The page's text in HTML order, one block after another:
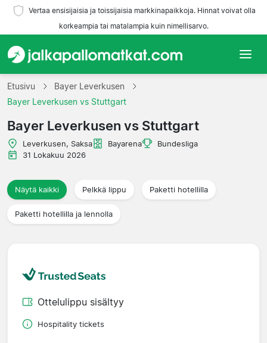
Vertaa ensisijaisia ja toissijaisia markkinapaikkoja. Hinnat voivat olla
korkeampia tai matalampia kuin nimellisarvo.
Etusivu
Liigat
Etusivu
Bayer Leverkusen
Bayer Leverkusen vs Stuttgart
Bayer Leverkusen vs Stuttgart
Leverkusen, Saksa Bayarena
Bundesliga
31 Lokakuu 2026
Näytä kaikki Pelkkä lippu Paketti hotellilla
Paketti hotellilla ja lennolla
Ottelulippu sisältyy
Hospitality tickets